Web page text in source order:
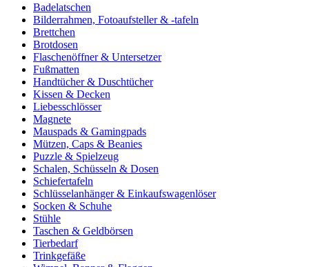
Badelatschen
Bilderrahmen, Fotoaufsteller & -tafeln
Brettchen
Brotdosen
Flaschenöffner & Untersetzer
Fußmatten
Handtücher & Duschtücher
Kissen & Decken
Liebesschlösser
Magnete
Mauspads & Gamingpads
Mützen, Caps & Beanies
Puzzle & Spielzeug
Schalen, Schüsseln & Dosen
Schiefertafeln
Schlüsselanhänger & Einkaufswagenlöser
Socken & Schuhe
Stühle
Taschen & Geldbörsen
Tierbedarf
Trinkgefäße